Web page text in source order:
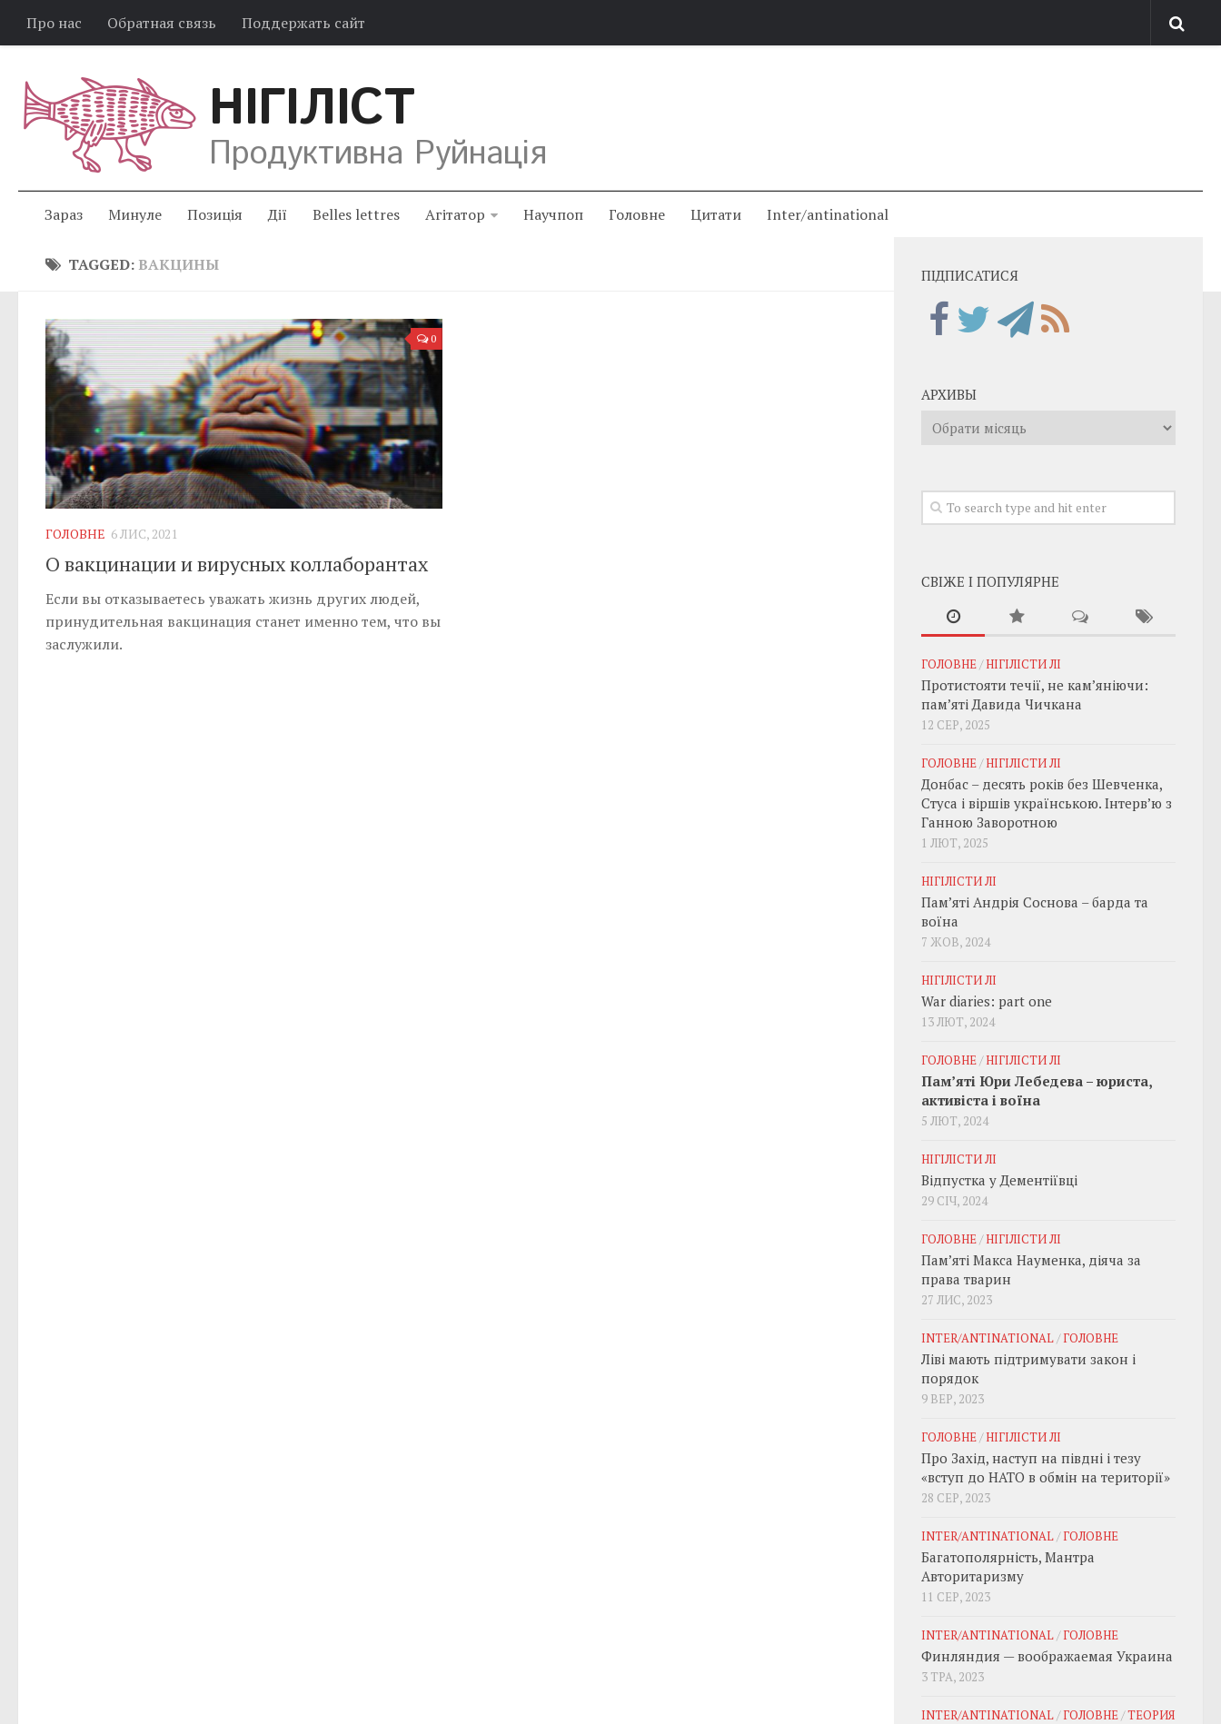
Про нас Обратная связь Поддержать сайт
НІГІЛІСТ
Продуктивна Руйнація
Зараз Минуле Позиція Дії Belles lettres Агітатор Научпоп Головне Цитати Inter/antinational
TAGGED: ВАКЦИНЫ
0
ГОЛОВНЕ 6 ЛИС, 2021
О вакцинации и вирусных коллаборантах
Если вы отказываетесь уважать жизнь других людей,
принудительная вакцинация станет именно тем, что вы
заслужили.
ПІДПИСАТИСЯ
АРХИВЫ
Архивы
СВІЖЕ І ПОПУЛЯРНЕ
ГОЛОВНЕ/НІГІЛІСТИ ЛІ
Протистояти течії, не кам’яніючи:
пам’яті Давида Чичкана
12 СЕР, 2025
ГОЛОВНЕ/НІГІЛІСТИ ЛІ
Донбас – десять років без Шевченка,
Стуса і віршів українською. Інтерв’ю з
Ганною Заворотною
1 ЛЮТ, 2025
НІГІЛІСТИ ЛІ
Пам’яті Андрія Соснова – барда та
воїна
7 ЖОВ, 2024
НІГІЛІСТИ ЛІ
War diaries: part one
13 ЛЮТ, 2024
ГОЛОВНЕ/НІГІЛІСТИ ЛІ
Пам’яті Юри Лебедева – юриста,
активіста і воїна
5 ЛЮТ, 2024
НІГІЛІСТИ ЛІ
Відпустка у Дементіївці
29 СІЧ, 2024
ГОЛОВНЕ/НІГІЛІСТИ ЛІ
Пам’яті Макса Науменка, діяча за
права тварин
27 ЛИС, 2023
INTER/ANTINATIONAL/ГОЛОВНЕ
Ліві мають підтримувати закон і
порядок
9 ВЕР, 2023
ГОЛОВНЕ/НІГІЛІСТИ ЛІ
Про Захід, наступ на півдні і тезу
«вступ до НАТО в обмін на території»
28 СЕР, 2023
INTER/ANTINATIONAL/ГОЛОВНЕ
Багатополярність, Мантра
Авторитаризму
11 СЕР, 2023
INTER/ANTINATIONAL/ГОЛОВНЕ
Финляндия — воображаемая Украина
3 ТРА, 2023
INTER/ANTINATIONAL/ГОЛОВНЕ/ТЕОРИЯ